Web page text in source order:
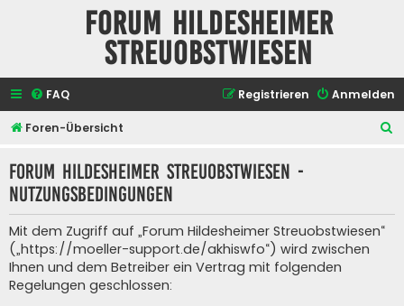
Forum Hildesheimer
Streuobstwiesen
FAQ Anmelden
Registrieren
Foren-Übersicht
Forum Hildesheimer Streuobstwiesen -
Nutzungsbedingungen
Mit dem Zugriff auf „Forum Hildesheimer Streuobstwiesen“
(„https://moeller-support.de/akhiswfo“) wird zwischen
Ihnen und dem Betreiber ein Vertrag mit folgenden
Regelungen geschlossen: